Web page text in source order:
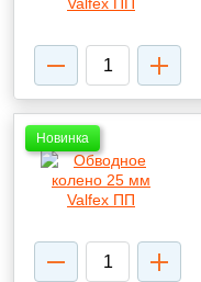
Новинка